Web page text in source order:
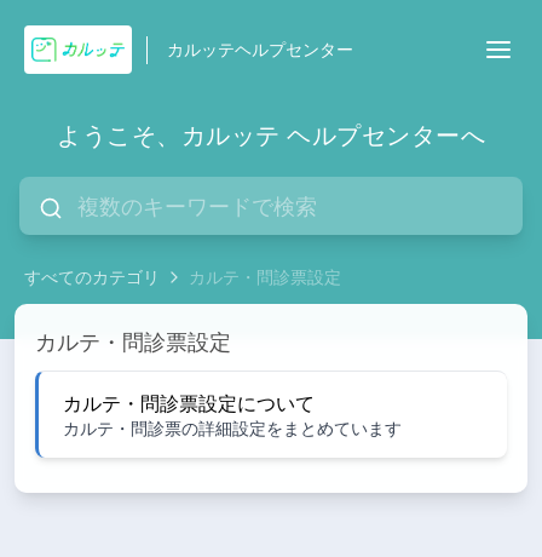
カルッテヘルプセンター
ようこそ、カルッテ ヘルプセンターへ
すべてのカテゴリ カルテ・問診票設定
カルテ・問診票設定
カルテ・問診票設定
カルテ・問診票設定について
カルテ・問診票の詳細設定をまとめています